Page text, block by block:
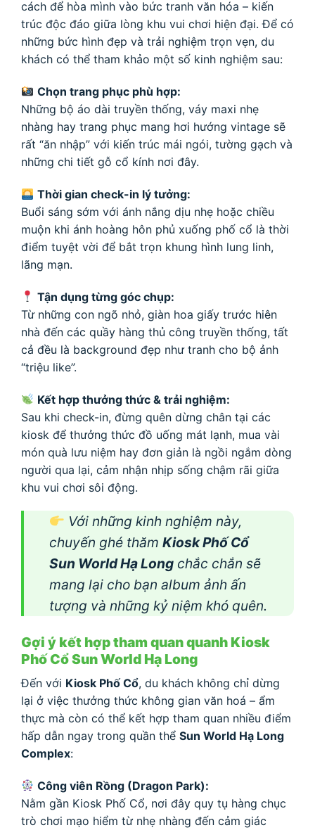
cách để hòa mình vào bức tranh văn hóa – kiến
trúc độc đáo giữa lòng khu vui chơi hiện đại. Để có
những bức hình đẹp và trải nghiệm trọn vẹn, du
khách có thể tham khảo một số kinh nghiệm sau:
Chọn trang phục phù hợp:
Những bộ áo dài truyền thống, váy maxi nhẹ
nhàng hay trang phục mang hơi hướng vintage sẽ
rất “ăn nhập” với kiến trúc mái ngói, tường gạch và
những chi tiết gỗ cổ kính nơi đây.
Thời gian check-in lý tưởng:
Buổi sáng sớm với ánh nắng dịu nhẹ hoặc chiều
muộn khi ánh hoàng hôn phủ xuống phố cổ là thời
điểm tuyệt vời để bắt trọn khung hình lung linh,
lãng mạn.
Tận dụng từng góc chụp:
Từ những con ngõ nhỏ, giàn hoa giấy trước hiên
nhà đến các quầy hàng thủ công truyền thống, tất
cả đều là background đẹp như tranh cho bộ ảnh
“triệu like”.
Kết hợp thưởng thức & trải nghiệm:
Sau khi check-in, đừng quên dừng chân tại các
kiosk để thưởng thức đồ uống mát lạnh, mua vài
món quà lưu niệm hay đơn giản là ngồi ngắm dòng
người qua lại, cảm nhận nhịp sống chậm rãi giữa
khu vui chơi sôi động.
Với những kinh nghiệm này,
chuyến ghé thăm Kiosk Phố Cổ
Sun World Hạ Long chắc chắn sẽ
mang lại cho bạn album ảnh ấn
tượng và những kỷ niệm khó quên.
Gợi ý kết hợp tham quan quanh Kiosk
Phố Cổ Sun World Hạ Long
Đến với Kiosk Phố Cổ, du khách không chỉ dừng
lại ở việc thưởng thức không gian văn hoá – ẩm
thực mà còn có thể kết hợp tham quan nhiều điểm
hấp dẫn ngay trong quần thể Sun World Hạ Long
Complex:
Công viên Rồng (Dragon Park):
Nằm gần Kiosk Phố Cổ, nơi đây quy tụ hàng chục
trò chơi mạo hiểm từ nhẹ nhàng đến cảm giác